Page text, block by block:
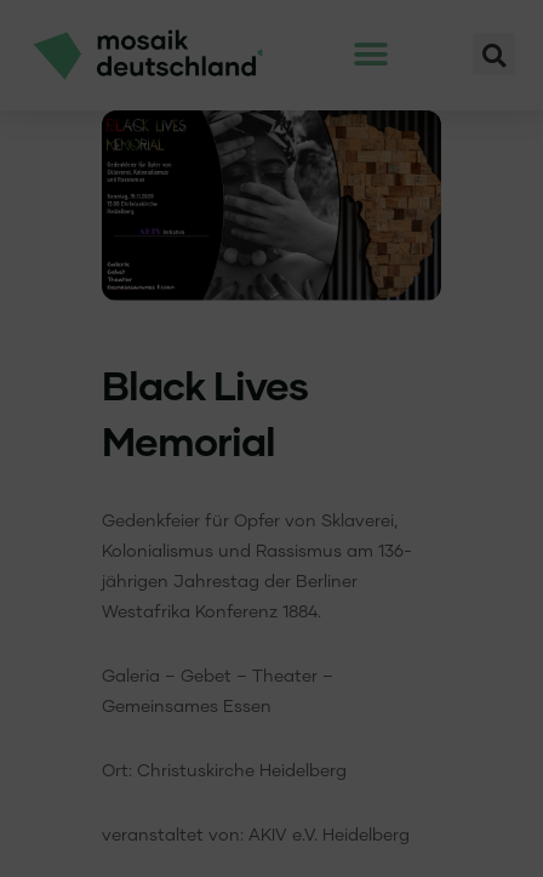
Black Lives
Memorial
Gedenkfeier für Opfer von Sklaverei,
Kolonialismus und Rassismus am 136-
jährigen Jahrestag der Berliner
Westafrika Konferenz 1884.
Galeria – Gebet – Theater –
Gemeinsames Essen
Ort: Christuskirche Heidelberg
veranstaltet von: AKIV e.V. Heidelberg